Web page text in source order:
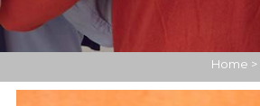
Home >